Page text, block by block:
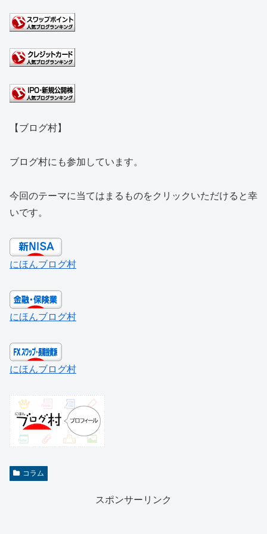
【ブログ村】
ブログ村にも参加しています。
今回のテーマに当てはまるものをクリックいただけると幸
いです。
にほんブログ村
にほんブログ村
にほんブログ村
コラム
スポンサーリンク